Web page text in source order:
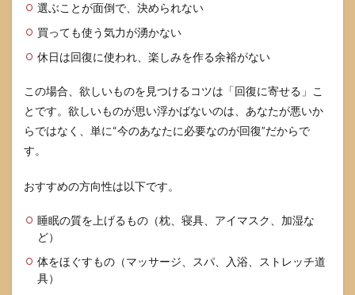
い目
よく
質問
7.1
欲し
と答
のは
失礼
か
選ぶことが面倒で、決められない
買っても使う気力が湧かない
休日は回復に使われ、楽しみを作る余裕がない
この場合、欲しいものを見つけるコツは「回復に寄せる」こ
とです。欲しいものが思い浮かばないのは、あなたが悪いか
らではなく、単に“今のあなたに必要なのが回復”だからで
す。
おすすめの方向性は以下です。
睡眠の質を上げるもの（枕、寝具、アイマスク、加湿な
ど）
体をほぐすもの（マッサージ、スパ、入浴、ストレッチ道
具）